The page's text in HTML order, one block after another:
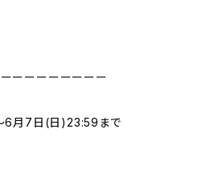
ーーーーーーーー
月7日(日)23:59まで